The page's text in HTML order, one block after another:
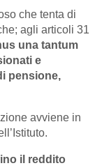
che tenta di
agli articoli 31
una tantum
e
pensione,
avviene in
il reddito